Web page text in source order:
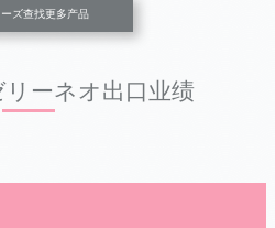
ズ查找更多产品
ーネオ出口业绩